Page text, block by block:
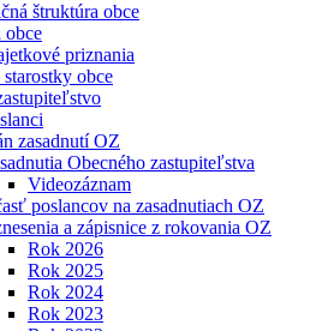
štruktúra obce
obce
priznania
starostky obce
zasadnutí OZ
Obecného zastupiteľstva
Videozáznam
poslancov na zasadnutiach OZ
a zápisnice z rokovania OZ
Rok 2026
Rok 2025
Rok 2024
Rok 2023